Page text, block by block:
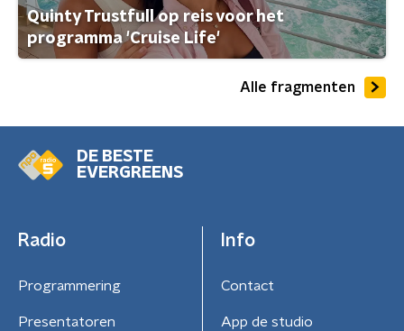
Quinty Trustfull op reis voor het
programma 'Cruise Life'
Alle fragmenten
DE BESTE
EVERGREENS
Radio
Programmering
Presentatoren
Info
Contact
App de studio